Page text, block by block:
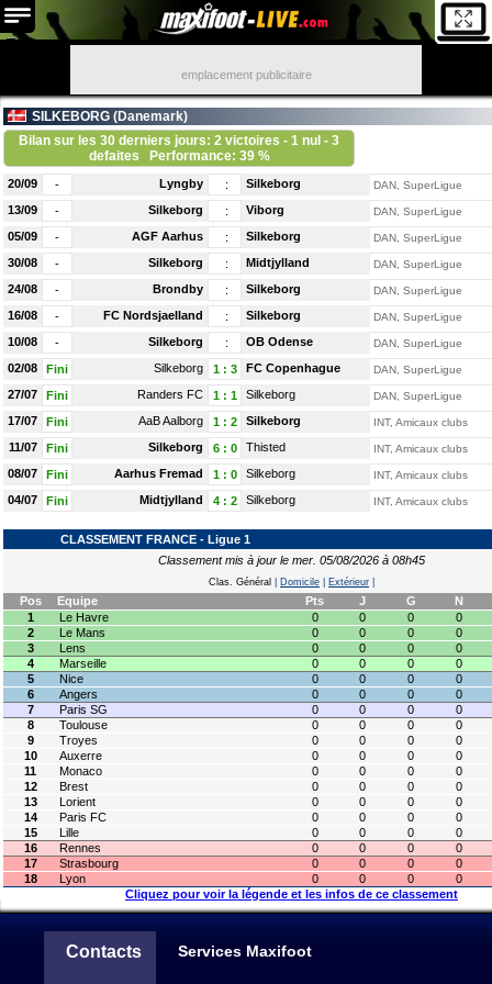
emplacement publicitaire
SILKEBORG (Danemark)
Bilan sur les 30 derniers jours: 2 victoires - 1 nul - 3
defaites
Performance: 39 %
20/09 - Lyngby : Silkeborg DAN, SuperLigue
13/09 - Silkeborg : Viborg DAN, SuperLigue
05/09 - AGF Aarhus : Silkeborg DAN, SuperLigue
30/08 - Silkeborg : Midtjylland DAN, SuperLigue
24/08 - Brondby : Silkeborg DAN, SuperLigue
16/08 - FC Nordsjaelland : Silkeborg DAN, SuperLigue
10/08 - Silkeborg : OB Odense DAN, SuperLigue
02/08 Fini Silkeborg 1: 3 FC Copenhague DAN, SuperLigue
27/07 Fini Randers FC 1: 1 Silkeborg DAN, SuperLigue
17/07 Fini AaB Aalborg 1: 2 Silkeborg INT, Amicaux clubs
11/07 Fini Silkeborg 6: 0 Thisted INT, Amicaux clubs
08/07 Fini Aarhus Fremad 1: 0 Silkeborg INT, Amicaux clubs
04/07 Fini Midtjylland 4: 2 Silkeborg INT, Amicaux clubs
CLASSEMENT FRANCE - Ligue 1
Classement mis à jour le mer. 05/08/2026 à 08h45
Clas. Général Domicile Extérieur
Pos Equipe Pts J G
N
1
Le Havre 0 0 0
0
2
Le Mans 0 0 0
0
3
Lens 0 0 0
0
4
Marseille 0 0 0
0
5
Nice 0 0 0
0
6
Angers 0 0 0
0
7
Paris SG 0 0 0
0
8
Toulouse 0 0 0
0
9
Troyes 0 0 0
0
10
Auxerre 0 0 0
0
11
Monaco 0 0 0
0
12
Brest 0 0 0
0
13
Lorient 0 0 0
0
14
Paris FC 0 0 0
0
15
Lille 0 0 0
0
16
Rennes 0 0 0
0
17
Strasbourg 0 0 0
0
18
Lyon 0 0 0
0
Cliquez pour voir la légende et les infos de ce classement
Contacts Services Maxifoot